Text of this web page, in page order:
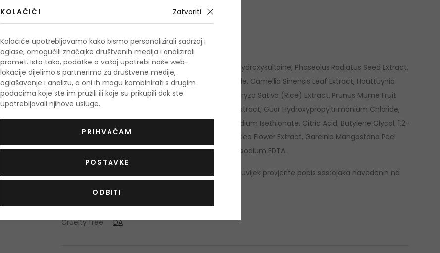
Količina i sastojci:
Količina: 100 ml
Water, Prunus Mume Fruit Water, Cocamidopropyl Hydroxysultaine, Phaseolus Radiatus Seed Extract,
Sodium Cocoyl Isethionate, Glycerin, Sodium Chloride, Camellia Sinensis Leaf Extract, Houttuynia
Cordata Extract, Nelumbo Nucifera Flower Extract, Oryza Sativa (Rice) Extract, Prunus Mume Fruit
Extract, Vaccinium Angustifolium (Blueberry) Fruit Extract, Guar Hydroxypropyltrimonium Chloride,
Coconut Acid, Ethylhexylglycerin, Caprylyl Glycol, Sodium Isethionate, Citric Acid, Butylene Glycol, 1,2-
hexanediol, Punica Granatum Extract, Clitoria Ternatea Flower Extract, Garcinia Mangostana Peel
Extract, Propylene Glycol Laurate, Sodium Citrate, Disodium EDTA.
Popis sastojaka se može promijeniti. Savjetuje se da uvijek provjerite popis sastojaka navedenih na
Vegan
DA
Cruelty free
DA
KOLAČIĆI Zatvoriti
Kolačiće upotrebljavamo kako bismo personalizirali sadržaj i
oglase, omogućili značajke društvenih medija i analizirali
promet. Isto tako, podatke o vašoj upotrebi naše web-
lokacije dijelimo s partnerima za društvene medije,
oglašavanje i analizu, a oni ih mogu kombinirati s drugim
podacima koje ste im pružili ili koje su prikupili dok ste
upotrebljavali njihove usluge.
PRIHVAĆAM
POSTAVKE
ODBITI